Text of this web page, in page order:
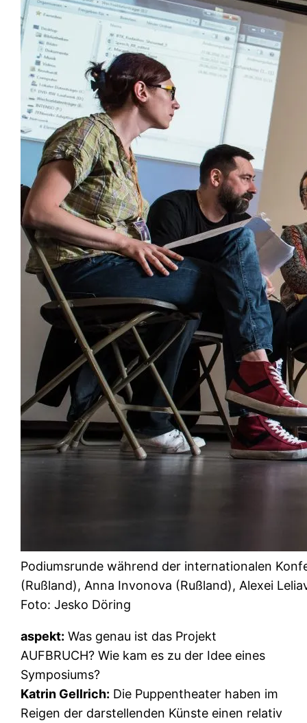
Podiumsrunde während der internationalen
(Rußland), Anna Invonova (Rußland), Alexei
Foto: Jesko Döring
aspekt: Was genau ist das Projekt
AUFBRUCH? Wie kam es zu der Idee eines
Symposiums?
Katrin Gellrich: Die Puppentheater haben im
Reigen der darstellenden Künste einen relativ